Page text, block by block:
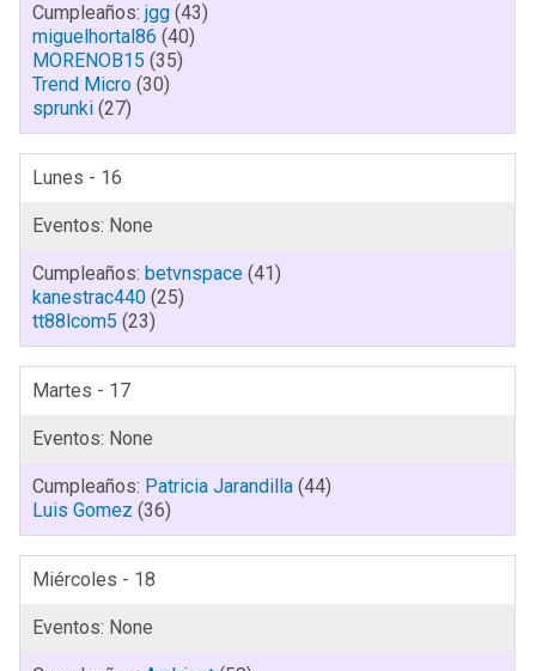
jgg (43)
miguelhortal86 (40)
MORENOB15 (35)
Trend Micro (30)
sprunki (27)
Lunes - 16
betvnspace (41)
kanestrac440 (25)
tt88lcom5 (23)
Martes - 17
Patricia Jarandilla (44)
Luis Gomez (36)
Miércoles - 18